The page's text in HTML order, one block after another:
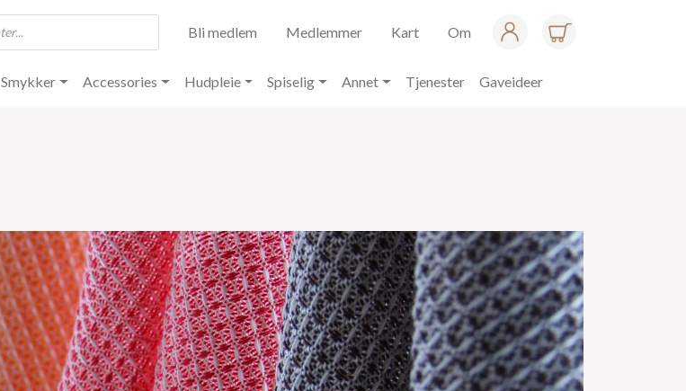
Bli medlem Medlemmer Kart Om
Smykker Accessories Hudpleie Spiselig Annet Tjenester Gaveideer